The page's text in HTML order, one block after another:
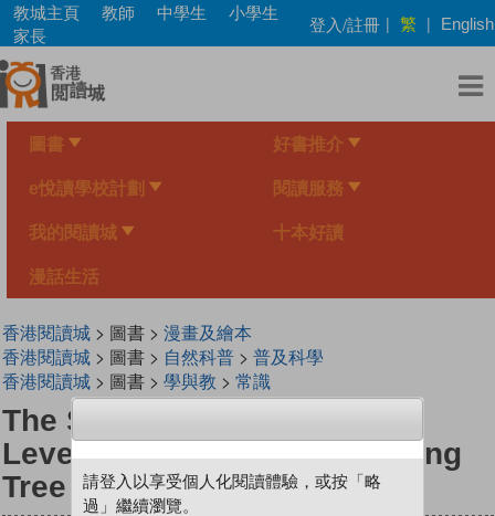
Skip
main
content
教城主頁 教師 中學生
小學生
家長
登入/註冊 | 繁 | English
圖書 好書推介
e悅讀學校計劃 閱讀服務
我的閱讀城 十本好讀
漫話生活
香港閱讀城> 圖書 > 漫畫及繪本
香港閱讀城> 圖書 > 自然科普> 普及科學
香港閱讀城> 圖書 > 學與教 > 常識
The Science Inquirer Series
Level 3 (Diversity) - Man-eating
Tree
請登入以享受個人化閱讀體驗，或按「略
過」繼續瀏覽。